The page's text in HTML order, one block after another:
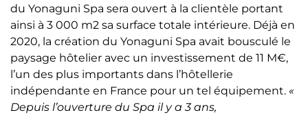
du Yonaguni Spa sera ouvert à la clientèle portant
ainsi à 3 000 m2 sa surface totale intérieure. Déjà en
2020, la création du Yonaguni Spa avait bousculé le
paysage hôtelier avec un investissement de 11 M€,
l’un des plus importants dans l’hôtellerie
indépendante en France pour un tel équipement. «
Depuis l’ouverture du Spa il y a 3 ans,